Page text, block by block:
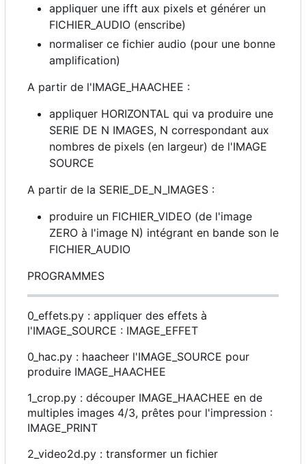
appliquer une ifft aux pixels et générer un
FICHIER_AUDIO (enscribe)
normaliser ce fichier audio (pour une bonne
amplification)
A partir de l'IMAGE_HAACHEE :
appliquer HORIZONTAL qui va produire une
SERIE DE N IMAGES, N correspondant aux
nombres de pixels (en largeur) de l'IMAGE
SOURCE
A partir de la SERIE_DE_N_IMAGES :
produire un FICHIER_VIDEO (de l'image
ZERO à l'image N) intégrant en bande son le
FICHIER_AUDIO
PROGRAMMES
0_effets.py : appliquer des effets à
l'IMAGE_SOURCE : IMAGE_EFFET
0_hac.py : haacheer l'IMAGE_SOURCE pour
produire IMAGE_HAACHEE
1_crop.py : découper IMAGE_HAACHEE en de
multiples images 4/3, prêtes pour l'impression :
IMAGE_PRINT
2_video2d.py : transformer un fichier